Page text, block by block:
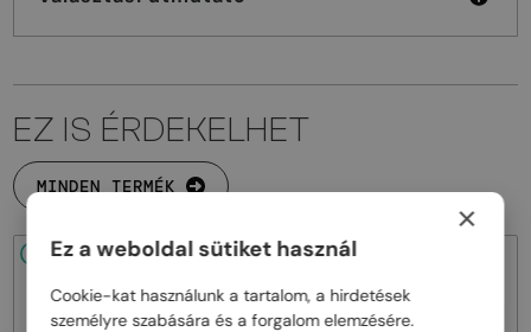
EZ IS ÉRDEKELHET
MINDEN TERMÉK
48/72 -15% 48/72
×
Ez a weboldal sütiket használ
Cookie-kat használunk a tartalom, a hirdetések
személyre szabására és a forgalom elemzésére.